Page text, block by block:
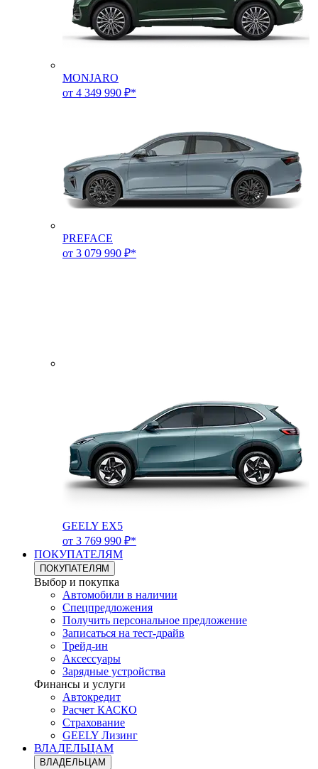
MONJARO
от 4 349 990 ₽*
PREFACE
от 3 079 990 ₽*
GEELY EX5
от 3 769 990 ₽*
ПОКУПАТЕЛЯМ
ПОКУПАТЕЛЯМ
Выбор и покупка
Автомобили в наличии
Спецпредложения
Получить персональное предложение
Записаться на тест-драйв
Трейд-ин
Аксессуары
Зарядные устройства
Финансы и услуги
Автокредит
Расчет КАСКО
Страхование
GEELY Лизинг
ВЛАДЕЛЬЦАМ
ВЛАДЕЛЬЦАМ